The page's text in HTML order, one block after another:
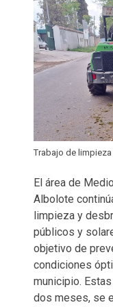
Trabajo de
El área de
Albolote
limpieza y
públicos y
objetivo de
condiciones
municipio.
dos meses, se